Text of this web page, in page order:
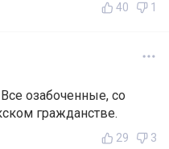
40 1
озабоченные, со
гражданстве.
29 3